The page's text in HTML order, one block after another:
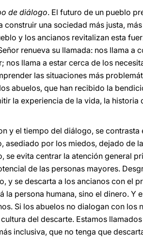
de diálogo. El futuro de un pueblo
una sociedad más justa,
y los ancianos revitalizan esta
renueva su llamada: nos llama a
nos llama a estar cerca de los
las situaciones más
abuelos, que han recibido la
la experiencia de la vida, la historia
y el tiempo del diálogo, se
por los miedos, dejado de
evita centrar la atención general
de las personas mayores.
y se descarta a los ancianos con el
la persona humana, sino el dinero. Y
Si los abuelos no dialogan con los
del descarte. Estamos
inclusiva, que no tenga que